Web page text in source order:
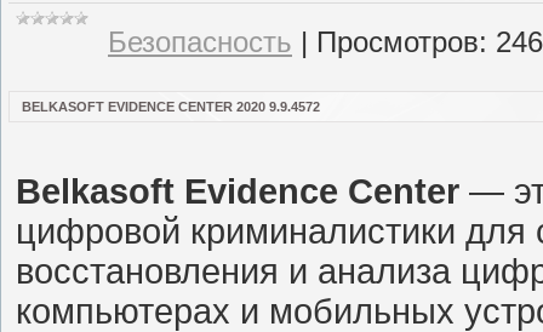
Безопасность | Просмотров: 246
BELKASOFT EVIDENCE CENTER 2020 9.9.4572
Belkasoft Evidence Center —
цифровой криминалистики для
восстановления и анализа
компьютерах и мобильных